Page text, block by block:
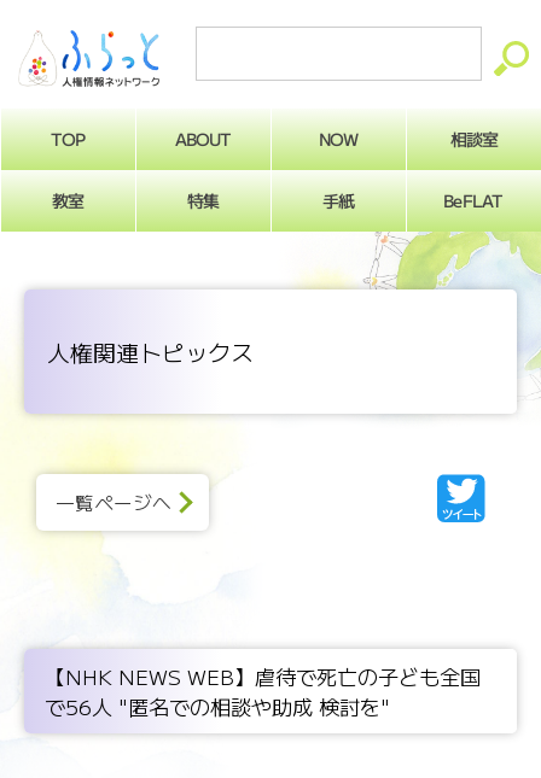
TOP ABOUT NOW 相談室
教室 特集 手紙 BeFLAT
人権関連トピックス
一覧ページへ
【NHK NEWS WEB】虐待で死亡の子ども全国
で56人 "匿名での相談や助成 検討を"